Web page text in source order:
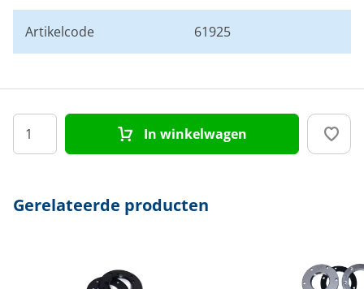
Artikelcode 61925
In winkelwagen
Gerelateerde producten